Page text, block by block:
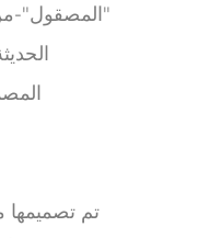
"المصقول"-من
تم تصميمها